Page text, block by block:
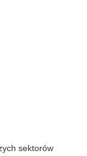
sektorów